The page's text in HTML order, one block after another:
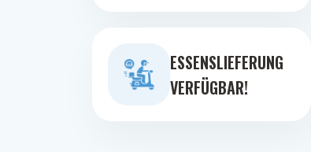
ESSENSLIEFERUNG
VERFÜGBAR!